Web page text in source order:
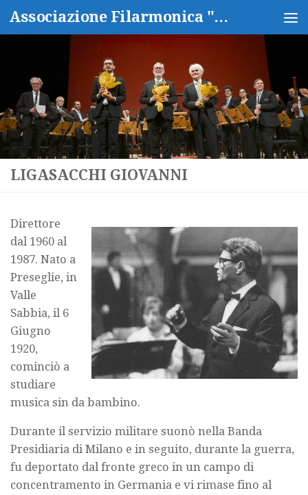
Salta al contenuto Associazione Filarmonica "Isidoro Capitanio"
LIGASACCHI GIOVANNI
Direttore
dal 1960 al
1987. Nato a
Preseglie, in
Valle
Sabbia, il 6
Giugno
1920,
cominciò a
studiare
musica sin da bambino.
Durante il servizio militare suonò nella Banda
Presidiaria di Milano e in seguito, durante la guerra,
fu deportato dal fronte greco in un campo di
concentramento in Germania e vi rimase fino al